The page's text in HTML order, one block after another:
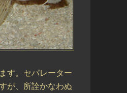
す。セパレーター
が、所詮かなわぬ